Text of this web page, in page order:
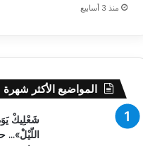
منذ 3 أسابيع
المواضيع الأكثر شهرة
شَعْلِيكْ
اللّيْلْ»…